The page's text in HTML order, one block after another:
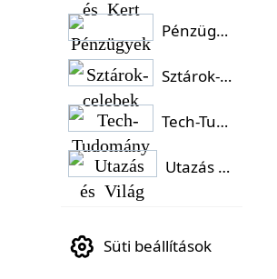
Pénzügyek
Sztárok-celebek
Tech-Tudomány
Utazás és Világ
Süti beállítások